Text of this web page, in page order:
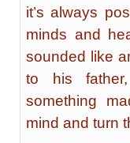
it’s always
minds and
sounded like
to his
something
mind and turn